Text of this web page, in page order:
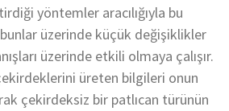
yöntemler aracılığıyla bu
üzerinde küçük değişiklikler
üzerinde etkili olmaya çalışır.
üreten bilgileri onun
çekirdeksiz bir patlıcan türünün